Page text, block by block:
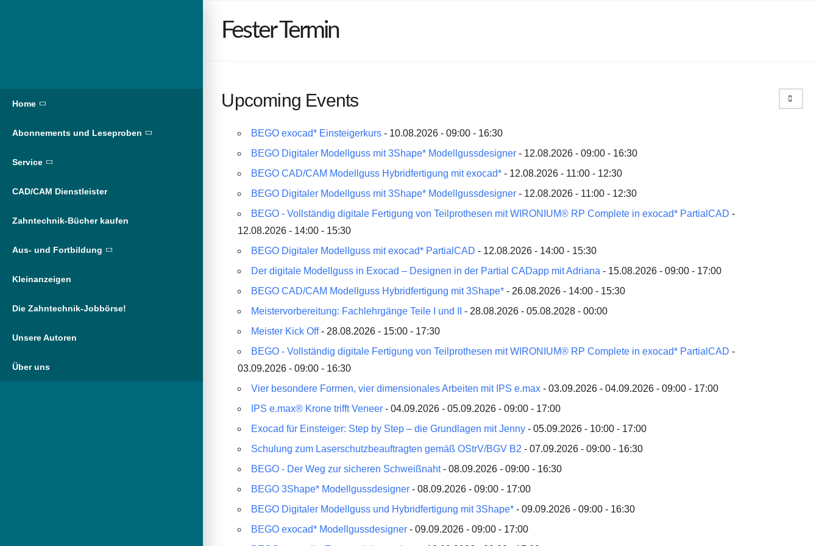
Home
Abonnements und Leseproben
Service
CAD/CAM Dienstleister
Zahntechnik-Bücher kaufen
Aus- und Fortbildung
Kleinanzeigen
Die Zahntechnik-Jobbörse!
Unsere Autoren
Über uns
Fester Termin
Upcoming Events
BEGO exocad* Einsteigerkurs- 10.08.2026 - 09:00 - 16:30
BEGO Digitaler Modellguss mit 3Shape* Modellgussdesigner- 12.08.2026 - 09:00 - 16:30
BEGO CAD/CAM Modellguss Hybridfertigung mit exocad*- 12.08.2026 - 11:00 - 12:30
BEGO Digitaler Modellguss mit 3Shape* Modellgussdesigner- 12.08.2026 - 11:00 - 12:30
BEGO - Vollständig digitale Fertigung von Teilprothesen mit WIRONIUM® RP Complete in exocad* PartialCAD -
12.08.2026 - 14:00 - 15:30
BEGO Digitaler Modellguss mit exocad* PartialCAD - 12.08.2026 - 14:00 - 15:30
Der digitale Modellguss in Exocad – Designen in der Partial CADapp mit Adriana - 15.08.2026 - 09:00 - 17:00
BEGO CAD/CAM Modellguss Hybridfertigung mit 3Shape*- 26.08.2026 - 14:00 - 15:30
Meistervorbereitung: Fachlehrgänge Teile I und II
- 28.08.2026 - 05.08.2028 - 00:00
Meister Kick Off- 28.08.2026 - 15:00 - 17:30
BEGO - Vollständig digitale Fertigung von Teilprothesen mit WIRONIUM® RP Complete in exocad* PartialCAD -
03.09.2026 - 09:00 - 16:30
Vier besondere Formen, vier dimensionales Arbeiten mit IPS e.max- 03.09.2026 - 04.09.2026 - 09:00 - 17:00
IPS e.max® Krone trifft Veneer- 04.09.2026 - 05.09.2026 - 09:00 - 17:00
Exocad für Einsteiger: Step by Step – die Grundlagen mit Jenny- 05.09.2026 - 10:00 - 17:00
Schulung zum Laserschutzbeauftragten gemäß OStrV/BGV B2 - 07.09.2026 - 09:00 - 16:30
BEGO - Der Weg zur sicheren Schweißnaht- 08.09.2026 - 09:00 - 16:30
BEGO 3Shape* Modellgussdesigner- 08.09.2026 - 09:00 - 17:00
BEGO Digitaler Modellguss und Hybridfertigung mit 3Shape*- 09.09.2026 - 09:00 - 16:30
BEGO exocad* Modellgussdesigner- 09.09.2026 - 09:00 - 17:00
Search